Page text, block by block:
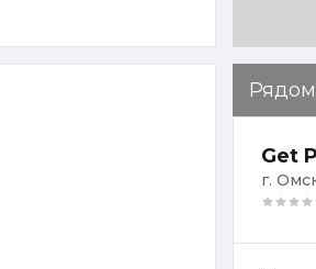
Рядом
Get
г.